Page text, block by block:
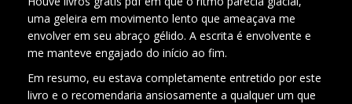
uma geleira em movimento lento que ameaçava me
envolver em seu abraço gélido. A escrita é envolvente e
me manteve engajado do início ao fim.
Em resumo, eu estava completamente entretido por este
livro e o recomendaria ansiosamente a qualquer um que